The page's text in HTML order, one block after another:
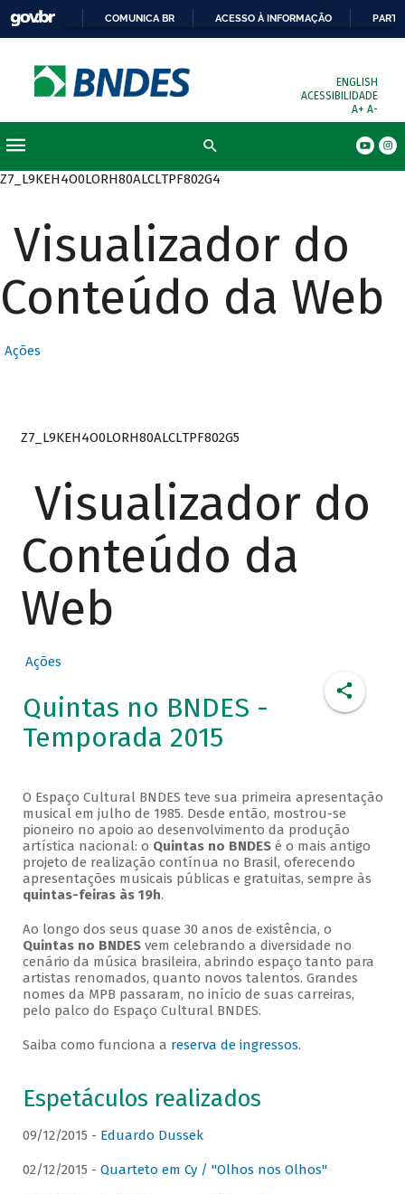
COMUNICA BR ACESSO À INFORMAÇÃO
ENGLISH
ACESSIBILIDADE
A+ A-
Z7_L9KEH4O0LORH80ALCLTPF802G4
Visualizador do
Conteúdo da Web
Ações
Z7_L9KEH4O0LORH80ALCLTPF802G5
Visualizador do
Conteúdo da
Web
Ações
Quintas no BNDES -
Temporada 2015
O Espaço Cultural BNDES teve sua primeira apresentação
musical em julho de 1985. Desde então, mostrou-se
pioneiro no apoio ao desenvolvimento da produção
artística nacional: o Quintas no BNDESé o mais antigo
projeto de realização contínua no Brasil, oferecendo
apresentações musicais públicas e gratuitas, sempre às
quintas-feiras às 19h.
Ao longo dos seus quase 30 anos de existência, o
Quintas no BNDESvem celebrando a diversidade no
cenário da música brasileira, abrindo espaço tanto para
artistas renomados, quanto novos talentos. Grandes
nomes da MPB passaram, no início de suas carreiras,
pelo palco do Espaço Cultural BNDES.
Saiba como funciona a reserva de ingressos.
Espetáculos realizados
09/12/2015 - Eduardo Dussek
02/12/2015 - Quarteto em Cy / "Olhos nos Olhos"